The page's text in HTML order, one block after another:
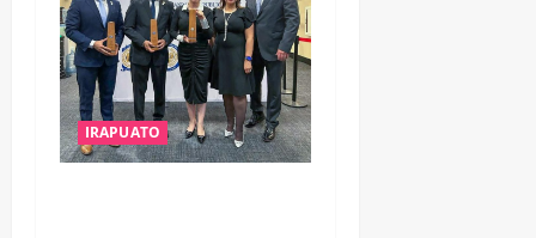
IRAPUATO